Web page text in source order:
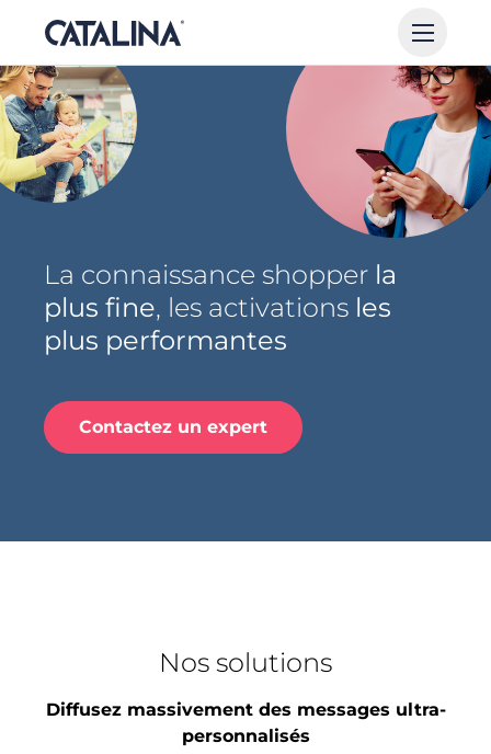
La connaissance shopper la
plus fine, les activations les
plus performantes
Contactez un expert
Nos solutions
Diffusez massivement des messages ultra-
personnalisés